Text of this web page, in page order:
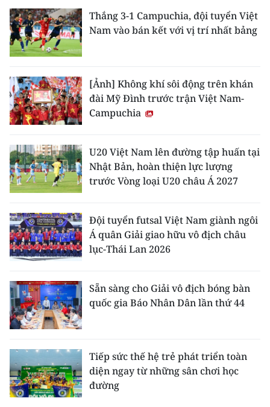
Thắng 3-1 Campuchia, đội tuyển Việt
Nam vào bán kết với vị trí nhất bảng
[Ảnh] Không khí sôi động trên khán
đài Mỹ Đình trước trận Việt Nam-
Campuchia
U20 Việt Nam lên đường tập huấn tại
Nhật Bản, hoàn thiện lực lượng
trước Vòng loại U20 châu Á 2027
Đội tuyển futsal Việt Nam giành ngôi
Á quân Giải giao hữu vô địch châu
lục-Thái Lan 2026
Sẵn sàng cho Giải vô địch bóng bàn
quốc gia Báo Nhân Dân lần thứ 44
Tiếp sức thế hệ trẻ phát triển toàn
diện ngay từ những sân chơi học
đường